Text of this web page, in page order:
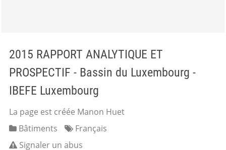
2015 RAPPORT ANALYTIQUE ET
PROSPECTIF - Bassin du Luxembourg -
IBEFE Luxembourg
La page est créée Manon Huet
Bâtiments
Français
Signaler un abus